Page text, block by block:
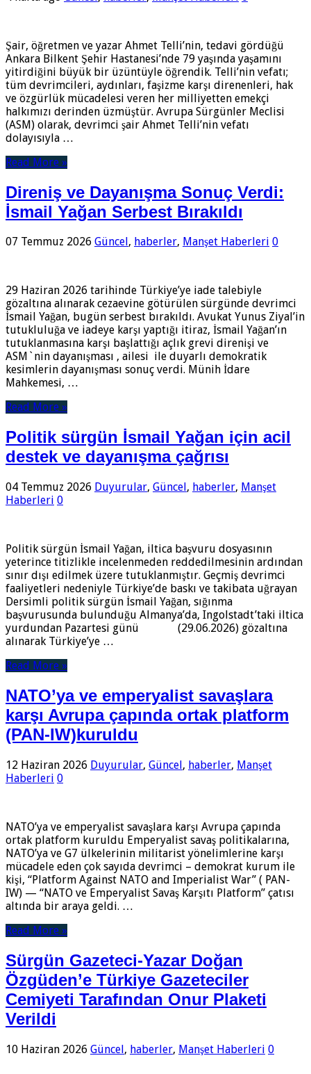
Şair, öğretmen ve yazar Ahmet Telli’nin, tedavi gördüğü
Ankara Bilkent Şehir Hastanesi’nde 79 yaşında yaşamını
yitirdiğini büyük bir üzüntüyle öğrendik. Telli’nin vefatı;
tüm devrimcileri, aydınları, faşizme karşı direnenleri, hak
ve özgürlük mücadelesi veren her milliyetten emekçi
halkımızı derinden üzmüştür. Avrupa Sürgünler Meclisi
(ASM) olarak, devrimci şair Ahmet Telli’nin vefatı
dolayısıyla …
Read More »
Direniş ve Dayanışma Sonuç Verdi:
İsmail Yağan Serbest Bırakıldı
07 Temmuz 2026 Güncel , haberler, Manşet Haberleri 0
29 Haziran 2026 tarihinde Türkiye’ye iade talebiyle
gözaltına alınarak cezaevine götürülen sürgünde devrimci
İsmail Yağan, bugün serbest bırakıldı. Avukat Yunus Ziyal’in
tutukluluğa ve iadeye karşı yaptığı itiraz, İsmail Yağan’ın
tutuklanmasına karşı başlattığı açlık grevi direnişi ve
ASM`nin dayanışması , ailesi ile duyarlı demokratik
kesimlerin dayanışması sonuç verdi. Münih İdare
Mahkemesi, …
Read More »
Politik sürgün İsmail Yağan için acil
destek ve dayanışma çağrısı
04 Temmuz 2026 Duyurular, Güncel , haberler, Manşet
Haberleri 0
Politik sürgün İsmail Yağan, iltica başvuru dosyasının
yeterince titizlikle incelenmeden reddedilmesinin ardından
sınır dışı edilmek üzere tutuklanmıştır. Geçmiş devrimci
faaliyetleri nedeniyle Türkiye’de baskı ve takibata uğrayan
Dersimli politik sürgün İsmail Yağan, sığınma
başvurusunda bulunduğu Almanya’da, Ingolstadt’taki iltica
yurdundan Pazartesi günü (29.06.2026) gözaltına
alınarak Türkiye’ye …
Read More »
NATO’ya ve emperyalist savaşlara
karşı Avrupa çapında ortak platform
(PAN-IW)kuruldu
12 Haziran 2026 Duyurular, Güncel, haberler, Manşet
Haberleri 0
NATO’ya ve emperyalist savaşlara karşı Avrupa çapında
ortak platform kuruldu Emperyalist savaş politikalarına,
NATO’ya ve G7 ülkelerinin militarist yönelimlerine karşı
mücadele eden çok sayıda devrimci – demokrat kurum ile
kişi, “Platform Against NATO and Imperialist War” ( PAN-
IW) — “NATO ve Emperyalist Savaş Karşıtı Platform” çatısı
altında bir araya geldi. …
Read More »
Sürgün Gazeteci-Yazar Doğan
Özgüden’e Türkiye Gazeteciler
Cemiyeti Tarafından Onur Plaketi
Verildi
10 Haziran 2026 Güncel, haberler, Manşet Haberleri 0